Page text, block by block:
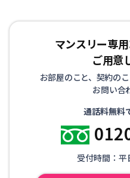
マンスリー専
ご用意
お部屋のこと、契約の
お問い合
通話料無料
受付時間：